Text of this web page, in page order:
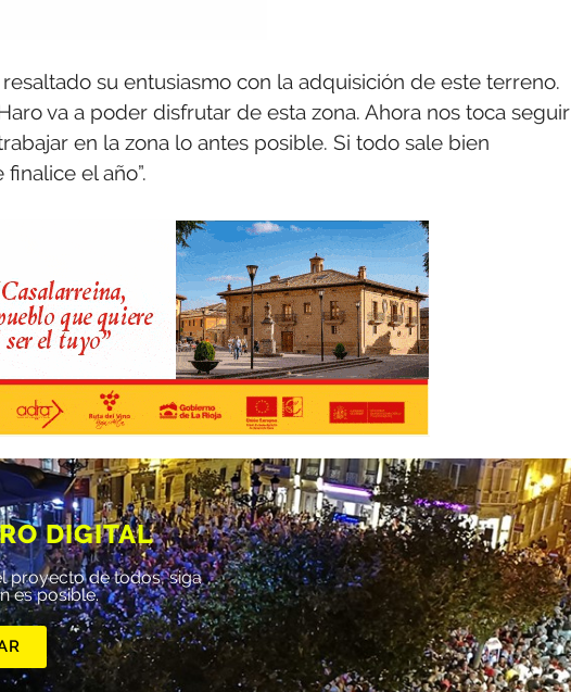
su entusiasmo con la adquisición de este terreno.
va a poder disfrutar de esta zona. Ahora nos toca seguir
en la zona lo antes posible. Si todo sale bien
el año”.
DIGITAL
proyecto de todos, siga
es posible.